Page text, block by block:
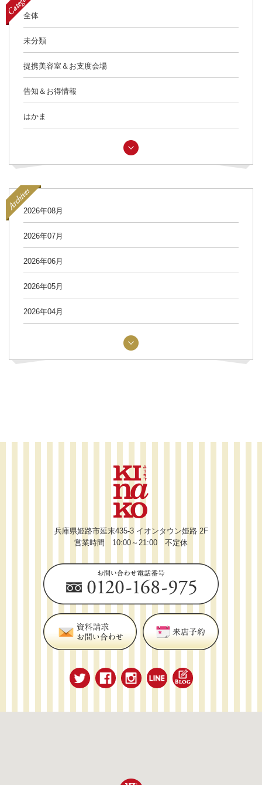
全体
未分類
提携美容室＆お支度会場
告知＆お得情報
はかま
2026年08月
2026年07月
2026年06月
2026年05月
2026年04月
兵庫県姫路市延末435-3 イオンタウン姫路 2F
営業時間 10:00～21:00 不定休